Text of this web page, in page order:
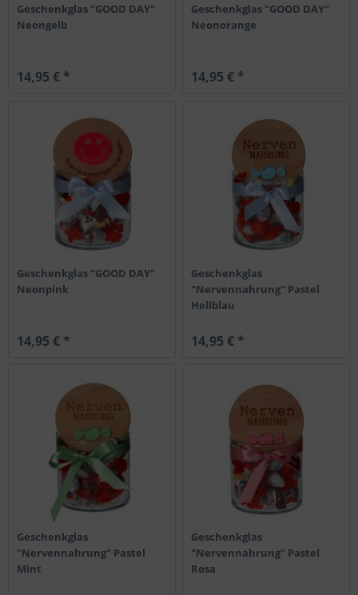
Geschenkglas "GOOD DAY"
Neongelb
14,95 € *
Geschenkglas "GOOD DAY"
Neonorange
14,95 € *
Geschenkglas "GOOD DAY"
Neonpink
14,95 € *
Geschenkglas
"Nervennahrung" Pastel
Hellblau
14,95 € *
Geschenkglas
"Nervennahrung" Pastel
Mint
Geschenkglas
"Nervennahrung" Pastel
Rosa